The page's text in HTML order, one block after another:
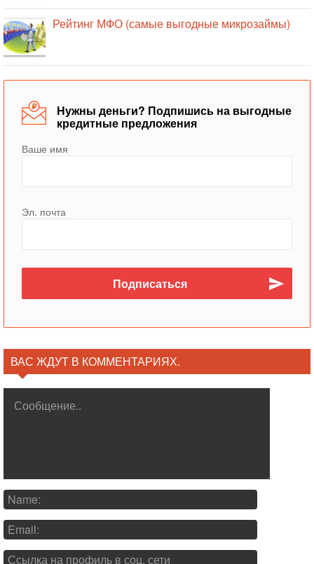
Рейтинг МФО (самые выгодные микрозаймы)
Нужны деньги? Подпишись на выгодные
кредитные предложения
Ваше имя
Эл. почта
ВАС ЖДУТ В КОММЕНТАРИЯХ.